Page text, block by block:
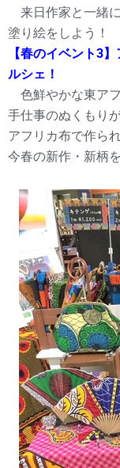
来日作家と一緒
塗り絵をしよう！
【春のイベント3
ルシェ！
色鮮やかな東ア
手仕事のぬくもり
アフリカ布で作ら
今春の新作・新柄